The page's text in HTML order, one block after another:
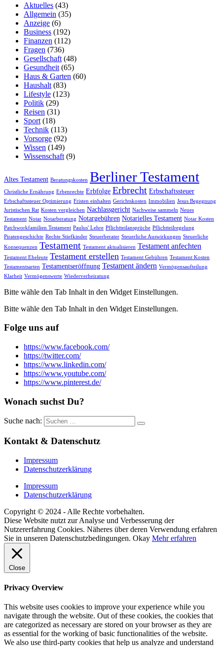
Aktuelles (43)
Allgemein (35)
Anzeige (6)
Business (192)
Finanzen (112)
Fragen (736)
Gesellschaft (48)
Gesundheit (65)
Haus & Garten (60)
Haushalt (83)
Lifestyle (123)
Politik (29)
Reisen (31)
Sport (18)
Technik (113)
Vorsorge (92)
Wissen (149)
Wissenschaft (9)
Altes Testament Beratungskosten Berliner Testament
Christliche Ernährung Erbenrechte Erbfolge Erbrecht Erbschaftssteuer
Erbschaftssteuer Optimierung Fristen einhalten Gerichtskosten Immobilien Jesus Begegnung
Juristischen Rat Kosten vergleichen Nachlassgericht Nachweise sammeln Neues
Testament Notar Notarberatung Notargebühren Notarielles Testament Notar Kosten
Patchworkfamilien Testament Paulus' Lehre Pflichtteilansprüche Pflichtteilregelung
Piratengeschichte Rechte Stiefkinder Steuerberater Steuerliche Auswirkungen Steuerliche
Konsequenzen Testament Testament aktualisieren Testament anfechten
Testament Eheleute Testament erstellen Testament Gebühren Testament Kosten
Testamentsarten Testamentseröffnung Testament ändern Vermögensaufteilung
Klarheit Vermögenswerte Wiederverheiratung
Bitte wähle den Tab Inhalt in den Widget Einstellungen.
Bitte wähle den Tab Inhalt in den Widget Einstellungen.
Folge uns auf
https://www.facebook.com/
https://twitter.com/
https://www.linkedin.com/
https://www.youtube.com/
https://www.pinterest.de/
Wonach suchst Du?
Suche nach:
Kontakt & Datenschutz
Impressum
Datenschutzerklärung
Impressum
Datenschutzerklärung
Copyright © 2024 - Alle Rechte vorbehalten.
Diese Website nutzt zur Analyse und Verbesserung der
Nutzererfahrung Cookies. Näheres über deren Verwendung erfahren
Sie in unseren Datenschutzbedingungen. Okay Mehr erfahren
Close
Privacy Overview
This website uses cookies to improve your experience while you
navigate through the website. Out of these cookies, the cookies that
are categorized as necessary are stored on your browser as they are
as essential for the working of basic functionalities of the website.
We also use third-party cookies that help us analyze and understand